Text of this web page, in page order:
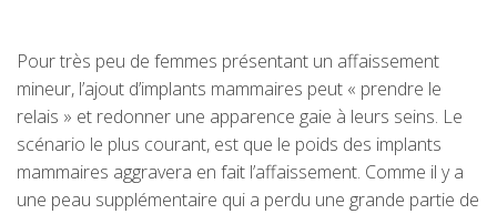
Pour très peu de femmes présentant un affaissement
mineur, l’ajout d’implants mammaires peut « prendre le
relais » et redonner une apparence gaie à leurs seins. Le
scénario le plus courant, est que le poids des implants
mammaires aggravera en fait l’affaissement. Comme il y a
une peau supplémentaire qui a perdu une grande partie de